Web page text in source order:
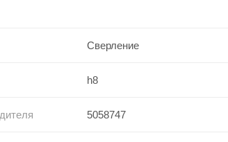
Сверление
h8
5058747